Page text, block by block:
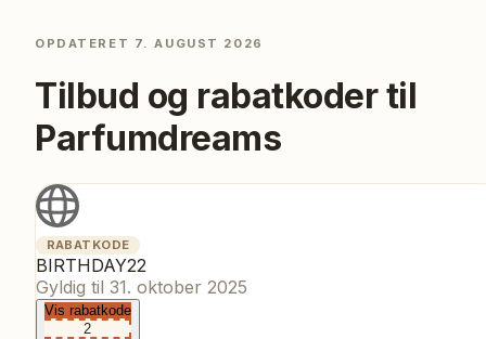
OPDATERET 7. AUGUST 2026
Tilbud og rabatkoder til
Parfumdreams
RABATKODE
BIRTHDAY22
Gyldig til 31. oktober 2025
Vis rabatkode
2